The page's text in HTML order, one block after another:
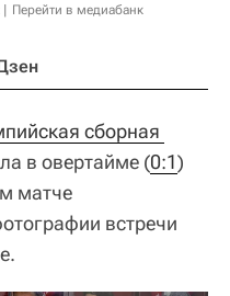
Перейти в медиабанк
сборная
в овертайме (0:1)
матче
встречи